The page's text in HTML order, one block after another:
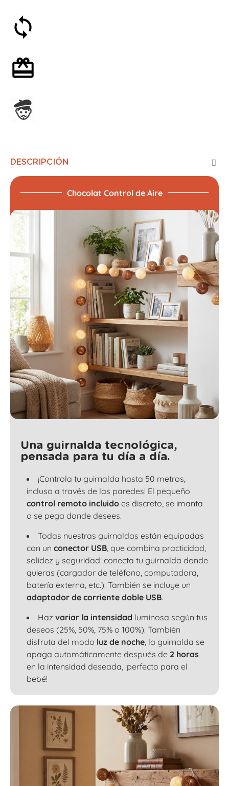
DESCRIPCIÓN
Chocolat Control de Aire
Una guirnalda tecnológica,
pensada para tu día a día.
¡Controla tu guirnalda hasta 50 metros,
incluso a través de las paredes! El pequeño
control remoto incluido es discreto, se imanta
o se pega donde desees.
Todas nuestras guirnaldas están equipadas
con un conector USB , que combina practicidad,
solidez y seguridad: conecta tu guirnalda donde
quieras (cargador de teléfono, computadora,
batería externa, etc.). También se incluye un
adaptador de corriente doble USB.
Haz variar la intensidad luminosa según tus
deseos (25%, 50%, 75% o 100%). También
disfruta del modo luz de noche , la guirnalda se
apaga automáticamente después de 2 horas
en la intensidad deseada, ¡perfecto para el
bebé!